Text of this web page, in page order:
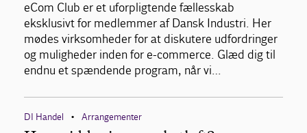
eCom Club er et uforpligtende fællesskab
eksklusivt for medlemmer af Dansk Industri. Her
mødes virksomheder for at diskutere udfordringer
og muligheder inden for e-commerce. Glæd dig til
endnu et spændende program, når vi…
DI Handel • Arrangementer